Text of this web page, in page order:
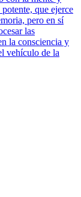
que ejerce
pero en sí
las
la consciencia y
vehículo de la